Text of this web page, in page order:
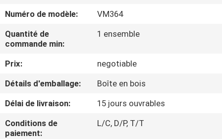
VISITE
CONTRÔLE
DE
QUALITÉ
Numéro de modèle:
VM364
Quantité de
commande min:
1 ensemble
Prix:
negotiable
Détails d'emballage:
Boîte en bois
Délai de livraison:
15 jours ouvrables
Conditions de
paiement:
L/C, D/P, T/T